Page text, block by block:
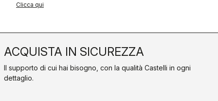
Clicca qui
ACQUISTA IN SICUREZZA
Il supporto di cui hai bisogno, con la qualità Castelli in ogni
dettaglio.